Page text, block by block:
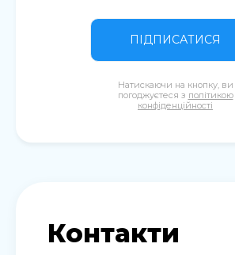
ПІДПИСАТИСЯ
Натискаючи на кнопку, ви
погоджуєтеся з політикою
конфіденційності
Контакти